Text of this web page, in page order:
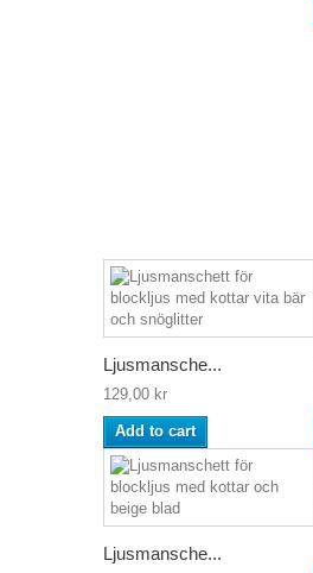
Ljusmansche...
129,00 kr
Add to cart
Ljusmansche...